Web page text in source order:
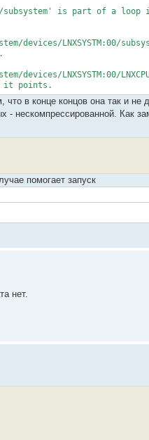
subsystem' is part of a
devices/LNXSYSTM:00/
devices/LNXSYSTM:00/
it points.
в конце концов она так и не
- нескомпрессированной. Как
помогает запуск
нет.